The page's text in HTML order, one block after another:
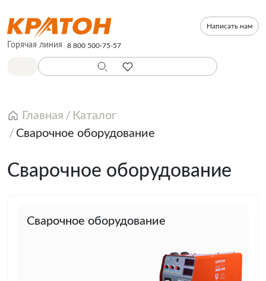
Написать нам
Горячая линия 8 800 500-75-57
Главная
Каталог
Сварочное оборудование
Сварочное оборудование
Сварочное оборудование